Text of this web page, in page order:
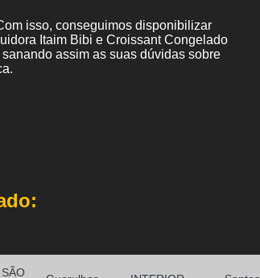
isso, conseguimos disponibilizar
Itaim Bibi e Croissant Congelado
assim as suas dúvidas sobre